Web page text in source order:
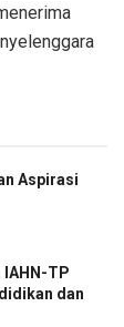
Aspirasi
TP
dan